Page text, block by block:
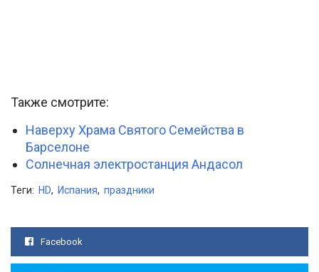
Также смотрите:
Наверху Храма Святого Семейства в
Барселоне
Солнечная электростанция Андасол
Теги: HD, Испания, праздники
Facebook